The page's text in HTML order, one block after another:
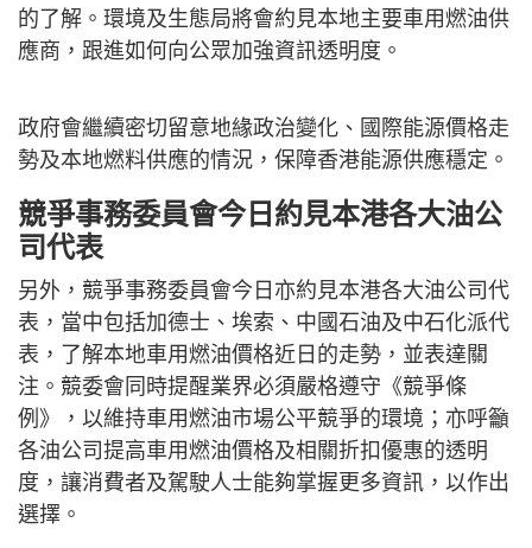
的了解。環境及生態局將會約見本地主要車用燃油供
應商，跟進如何向公眾加強資訊透明度。
政府會繼續密切留意地緣政治變化、國際能源價格走
勢及本地燃料供應的情況，保障香港能源供應穩定。
競爭事務委員會今日約見本港各大油公
司代表
另外，競爭事務委員會今日亦約見本港各大油公司代
表，當中包括加德士、埃索、中國石油及中石化派代
表，了解本地車用燃油價格近日的走勢，並表達關
注。競委會同時提醒業界必須嚴格遵守《競爭條
例》，以維持車用燃油市場公平競爭的環境；亦呼籲
各油公司提高車用燃油價格及相關折扣優惠的透明
度，讓消費者及駕駛人士能夠掌握更多資訊，以作出
選擇。